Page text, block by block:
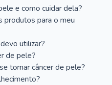
e como cuidar dela?
produtos para o meu
utilizar?
de pele?
tornar câncer de pele?